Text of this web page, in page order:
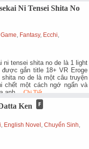
Ni Tensei Shita No
,Game Fantasy, Ecchi
ni tensei shita no de là 1 light
gắn title 18+ VR Eroge
no de là một câu truyện
chết một cách ngớ ngẩn và
anh…Chi Tiết.
Ken
, English Novel ,Chuyển Sinh,